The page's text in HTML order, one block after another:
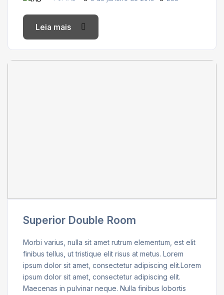
Leia mais
Superior Double Room
Morbi varius, nulla sit amet rutrum elementum, est elit
finibus tellus, ut tristique elit risus at metus. Lorem
ipsum dolor sit amet, consectetur adipiscing elit.Lorem
ipsum dolor sit amet, consectetur adipiscing elit.
Maecenas in pulvinar neque. Nulla finibus lobortis